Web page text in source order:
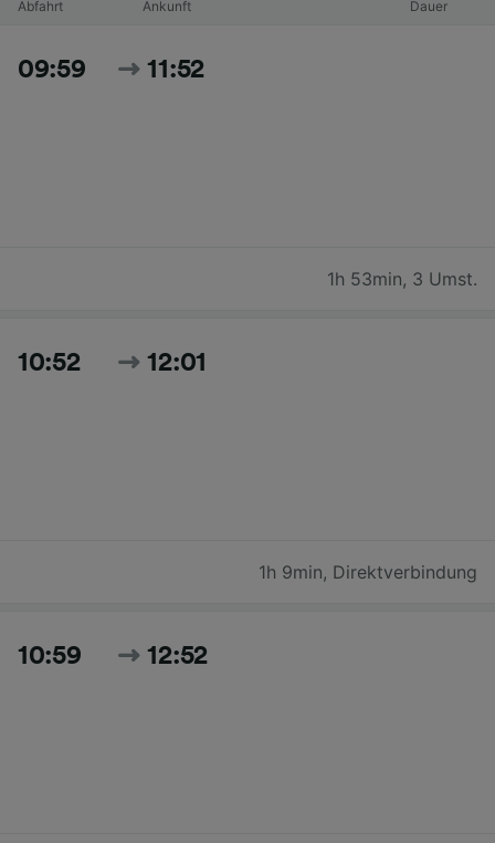
Abfahrt Ankunft Dauer
09:59 11:52
1h 53min, 3 Umst.
10:52 12:01
1h 9min, Direktverbindung
10:59 12:52